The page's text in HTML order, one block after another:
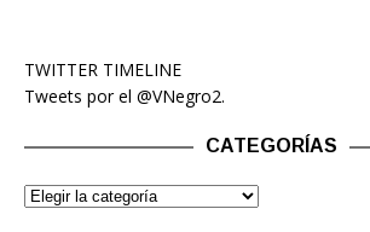
TWITTER TIMELINE
Tweets por el @VNegro2.
CATEGORÍAS